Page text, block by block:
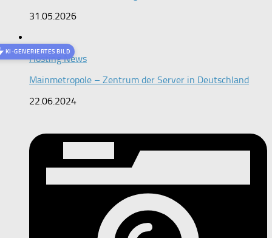
31.05.2026
KI-GENERIERTES BILD
Hosting News
Mainmetropole – Zentrum der Server in Deutschland
22.06.2024